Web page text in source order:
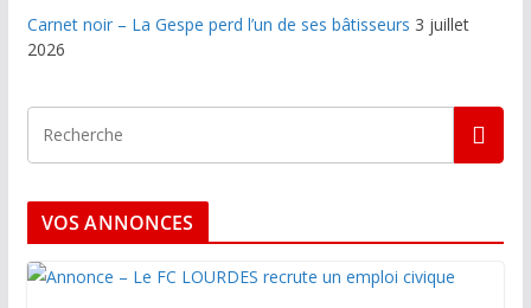
Carnet noir – La Gespe perd l’un de ses bâtisseurs 3 juillet
2026
VOS ANNONCES